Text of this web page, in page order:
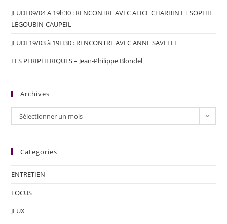
JEUDI 09/04 A 19h30 : RENCONTRE AVEC ALICE CHARBIN ET SOPHIE
LEGOUBIN-CAUPEIL
JEUDI 19/03 à 19H30 : RENCONTRE AVEC ANNE SAVELLI
LES PERIPHERIQUES – Jean-Philippe Blondel
Archives
Sélectionner un mois
Categories
ENTRETIEN
FOCUS
JEUX